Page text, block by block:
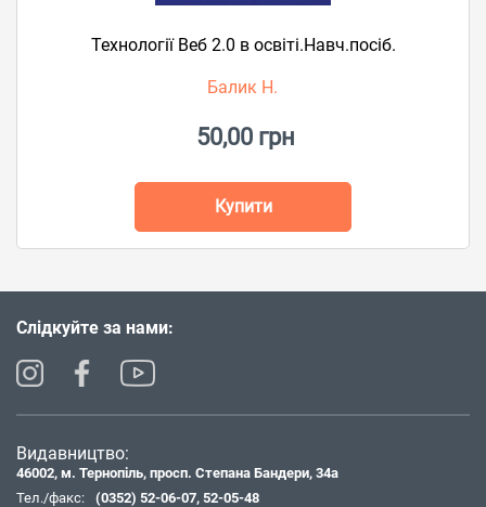
Технології Веб 2.0 в освіті.Навч.посіб.
Балик Н.
50,00 грн
Купити
Слідкуйте за нами:
Видавництво:
46002, м. Тернопіль, просп. Степана Бандери, 34а
Тел./факс:
(0352) 52-06-07, 52-05-48